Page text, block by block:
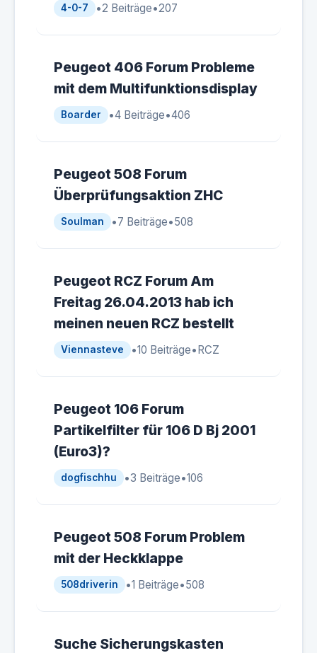
4-0-7 •2 Beiträge•207
Peugeot 406 Forum Probleme
mit dem Multifunktionsdisplay
Boarder •4 Beiträge•406
Peugeot 508 Forum
Überprüfungsaktion ZHC
Soulman •7 Beiträge•508
Peugeot RCZ Forum Am
Freitag 26.04.2013 hab ich
meinen neuen RCZ bestellt
Viennasteve •10 Beiträge•RCZ
Peugeot 106 Forum
Partikelfilter für 106 D Bj 2001
(Euro3)?
dogfischhu •3 Beiträge•106
Peugeot 508 Forum Problem
mit der Heckklappe
508driverin •1 Beiträge•508
Suche Sicherungskasten